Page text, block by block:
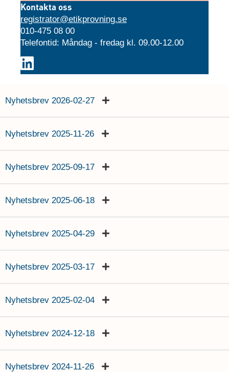
Kontakta oss
registrator@etikprovning.se
010-475 08 00
Telefontid: Måndag - fredag kl. 09.00-12.00
Nyhetsbrev 2026-02-27
Nyhetsbrev 2025-11-26
Nyhetsbrev 2025-09-17
Nyhetsbrev 2025-06-18
Nyhetsbrev 2025-04-29
Nyhetsbrev 2025-03-17
Nyhetsbrev 2025-02-04
Nyhetsbrev 2024-12-18
Nyhetsbrev 2024-11-26